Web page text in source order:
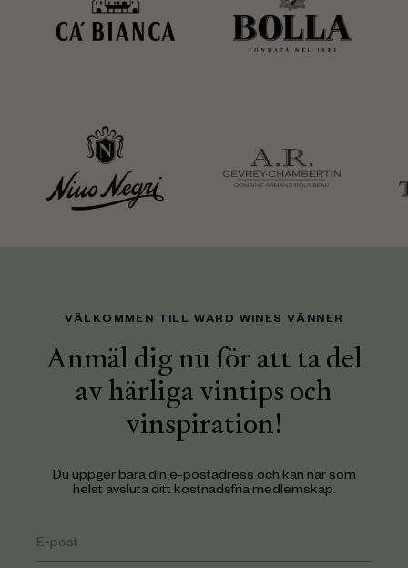
VÄLKOMMEN TILL WARD WINES VÄNNER
Anmäl dig nu för att ta del
av härliga vintips och
vinspiration!
Du uppger bara din e-postadress och kan när som
helst avsluta ditt kostnadsfria medlemskap.